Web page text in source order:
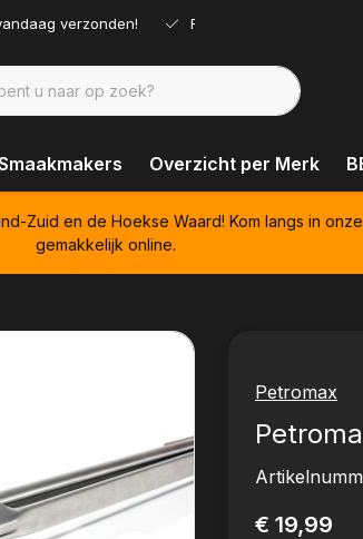
verzonden! Ruim assortiment!
Overzicht per Merk
Zuid en de Hoekse Waard! Kom langs in
gemakkelijk online.
Petromax
€ 19,99